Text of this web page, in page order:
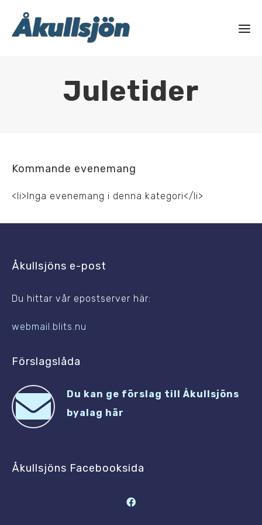
Juletider
Kommande evenemang
<li>Inga evenemang i denna kategori</li>
Åkullsjöns e-post
Du hittar vår epostserver här:
webmail.blits.nu
Förslagslåda
Du kan ge förslag till Åkullsjöns
byalag här
Åkullsjöns Facebooksida